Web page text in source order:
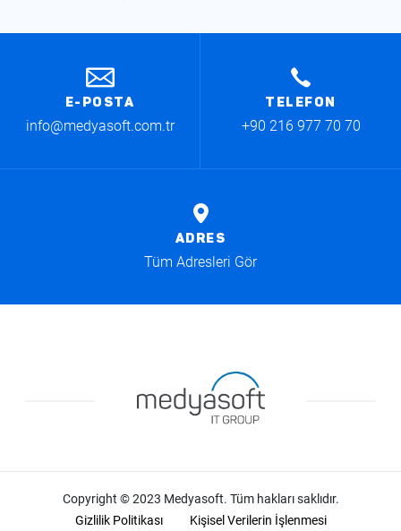
E-POSTA
info@medyasoft.com.tr
TELEFON
+90 216 977 70 70
ADRES
Tüm Adresleri Gör
Copyright © 2023 Medyasoft. Tüm hakları saklıdır.
Gizlilik Politikası
Kişisel Verilerin İşlenmesi